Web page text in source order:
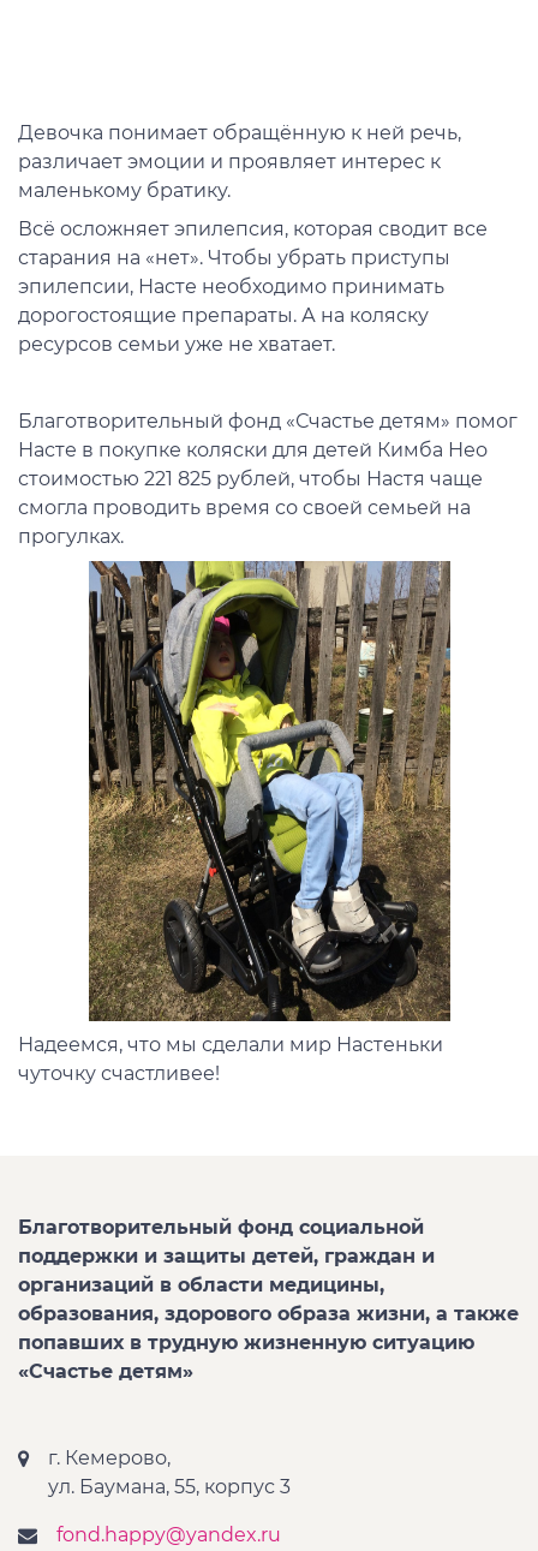
Девочка понимает обращённую к ней речь,
различает эмоции и проявляет интерес к
маленькому братику.
Всё осложняет эпилепсия, которая сводит все
старания на «нет». Чтобы убрать приступы
эпилепсии, Насте необходимо принимать
дорогостоящие препараты. А на коляску
ресурсов семьи уже не хватает.
Благотворительный фонд «Счастье детям» помог
Насте в покупке коляски для детей Кимба Нео
стоимостью 221 825 рублей, чтобы Настя чаще
смогла проводить время со своей семьей на
прогулках.
Надеемся, что мы сделали мир Настеньки
чуточку счастливее!
Благотворительный фонд социальной
поддержки и защиты детей, граждан и
организаций в области медицины,
образования, здорового образа жизни, а также
попавших в трудную жизненную ситуацию
«Счастье детям»
г. Кемерово,
ул. Баумана, 55, корпус 3
fond.happy@yandex.ru